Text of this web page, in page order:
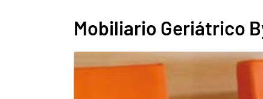
Mobiliario Geriátrico